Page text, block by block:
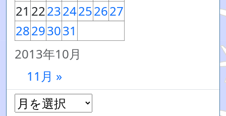
2013年10月
21 222324252627
28293031
11月 »